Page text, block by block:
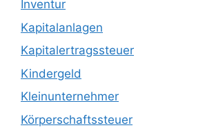
Inventur
Kapitalanlagen
Kapitalertragssteuer
Kindergeld
Kleinunternehmer
Körperschaftssteuer